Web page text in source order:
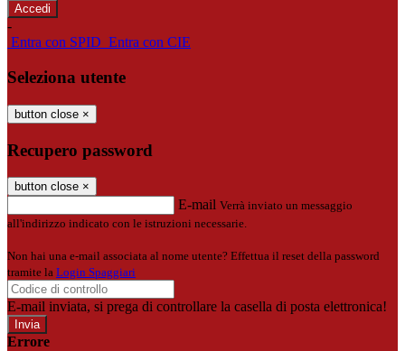
-
Entra con SPID Entra con CIE
Seleziona utente
button close ×
Recupero password
button close ×
E-mail Verrà inviato un messaggio
all'indirizzo indicato con le istruzioni necessarie.
Non hai una e-mail associata al nome utente? Effettua il reset della password
tramite la Login Spaggiari
E-mail inviata, si prega di controllare la casella di posta elettronica!
Errore